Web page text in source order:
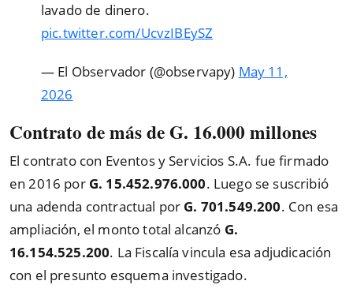
lavado de dinero.
pic.twitter.com/UcvzIBEySZ
— El Observador (@observapy) May 11,
2026
Contrato de más de G. 16.000 millones
El contrato con Eventos y Servicios S.A. fue firmado
en 2016 por G. 15.452.976.000. Luego se suscribió
una adenda contractual por G. 701.549.200. Con esa
ampliación, el monto total alcanzó G.
16.154.525.200. La Fiscalía vincula esa adjudicación
con el presunto esquema investigado.